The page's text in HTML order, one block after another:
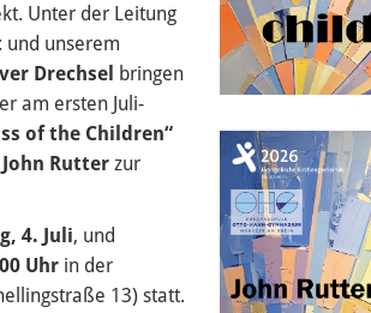
Unter der Leitung
und unserem
Drechsel bringen
am ersten Juli-
of the Children“
Rutter zur
4. Juli, und
Uhr in der
13) statt.